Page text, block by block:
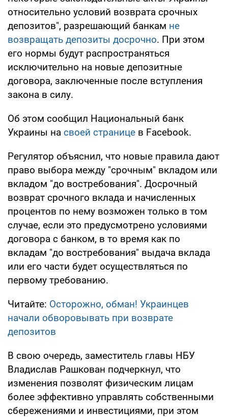
относительно условий возврата срочных
депозитов", разрешающий банкам не
возвращать депозиты досрочно. При этом
его нормы будут распространяться
исключительно на новые депозитные
договора, заключенные после вступления
закона в силу.
Об этом сообщил Национальный банк
Украины на своей странице в Facebook.
Регулятор объяснил, что новые правила дают
право выбора между "срочным" вкладом или
вкладом "до востребования". Досрочный
возврат срочного вклада и начисленных
процентов по нему возможен только в том
случае, если это предусмотрено условиями
договора с банком, в то время как по
вкладам "до востребования" выдача вклада
или его части будет осуществляться по
первому требованию.
Читайте: Осторожно, обман! Украинцев
начали обворовывать при возврате
депозитов
В свою очередь, заместитель главы НБУ
Владислав Рашкован подчеркнул, что
изменения позволят физическим лицам
более эффективно управлять собственными
сбережениями и инвестициями, при этом